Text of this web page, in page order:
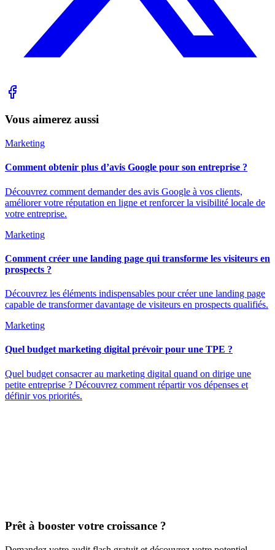
Vous aimerez aussi
Marketing
Comment obtenir plus d’avis Google pour son entreprise ?
Découvrez comment demander des avis Google à vos clients,
améliorer votre réputation en ligne et renforcer la visibilité locale de
votre entreprise.
Marketing
Comment créer une landing page qui transforme les visiteurs en
prospects ?
Découvrez les éléments indispensables pour créer une landing page
capable de transformer davantage de visiteurs en prospects qualifiés.
Marketing
Quel budget marketing digital prévoir pour une TPE ?
Quel budget consacrer au marketing digital quand on dirige une
petite entreprise ? Découvrez comment répartir vos dépenses et
définir vos priorités.
Prêt à booster votre croissance ?